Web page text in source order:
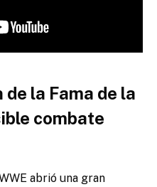
la Fama de la
combate
abrió una gran